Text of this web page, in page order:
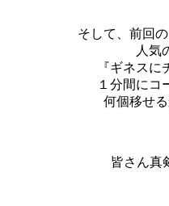
そして、前回
人気
『ギネス
１分間にコ
何個移せる
皆さん真